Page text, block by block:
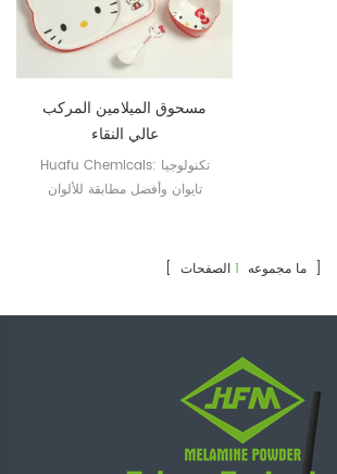
مسحوق الميلامين المركب
عالي النقاء
Huafu Chemicals: تكنولوجيا
تايوان وأفضل مطابقة للألوان
[ ما مجموعه 1 الصفحات ]